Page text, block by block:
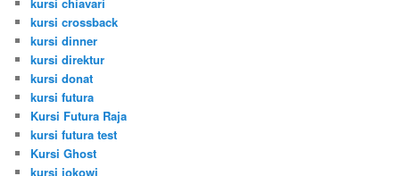
kursi crossback
kursi dinner
kursi direktur
kursi donat
kursi futura
Kursi Futura Raja
kursi futura test
Kursi Ghost
kursi jokowi